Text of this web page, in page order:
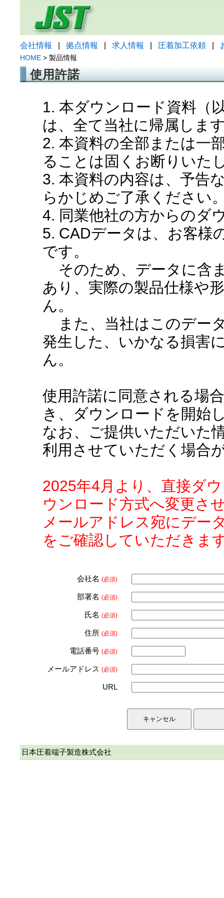
会社情報 拠点情報 求人情報 圧着加工依頼
HOME > 製品情報
使用許諾
1. 本ダウンロード資料（
は、全て当社に帰属しま
2. 本資料の全部または一
ることは固くお断りいた
3. 本資料の内容は、予告
らかじめご了承ください
4. 同業他社の方からのダ
5. CADデータは、お客様
です。
そのため、データに含
あり、実際の製品仕様や
ん。
また、当社はこのデー
発生した、いかなる損害
ん。
使用許諾に同意される場
き、ダウンロードを開始
なお、ご提供いただいた
利用させていただく場合
2025年4月より、直接ダ
ウンロード方式へ変更さ
メールアドレス宛にデー
をご確認していただきま
会社名 (必須)
部署名 (必須)
氏名 (必須)
住所 (必須)
電話番号 (必須)
メールアドレス (必須)
URL
日本圧着端子製造株式会社